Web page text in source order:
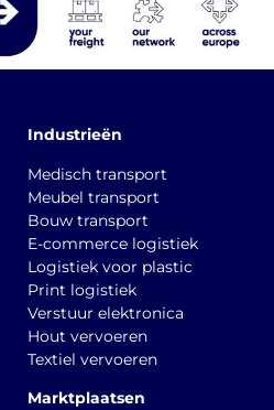
Industrieën
Medisch transport
Meubel transport
Bouw transport
E-commerce logistiek
Logistiek voor plastic
Print logistiek
Verstuur elektronica
Hout vervoeren
Textiel vervoeren
Marktplaatsen